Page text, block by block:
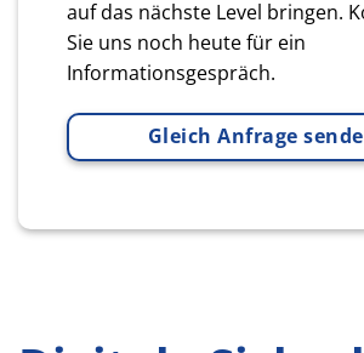
auf das nächste Level bringen.
Sie uns noch heute für ein
Informationsgespräch.
Gleich Anfrage